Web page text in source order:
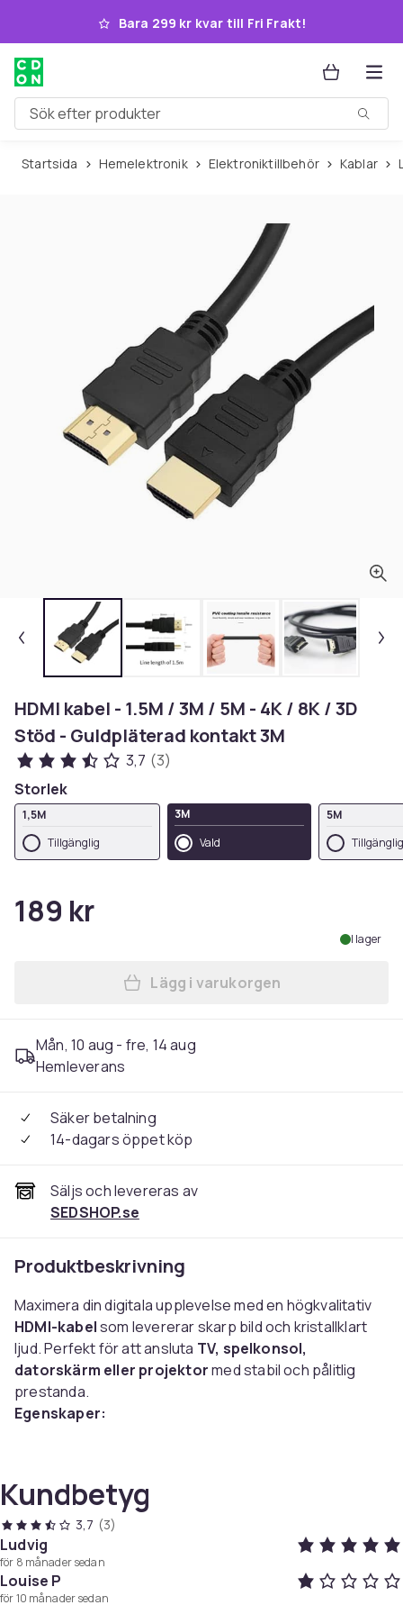
Hoppa till huvudinnehållet
Bara 299 kr kvar till Fri Frakt!
Sök efter produkter
Startsida Hemelektronik Elektroniktillbehör Kablar
HDMI kabel - 1.5M / 3M / 5M - 4K / 8K / 3D
Stöd - Guldpläterad kontakt 3M
3,7 (3)
Storlek
1,5M
Tillgänglig
3M
Vald
5M
Tillgänglig
189 kr
I lager
Lägg till HDMI kabel - 1.5M
Lägg i varukorgen
Mån, 10 aug - fre, 14 aug
Hemleverans
Säker betalning
14-dagars öppet köp
Säljs och levereras av
SEDSHOP.se
Produktbeskrivning
Maximera din digitala upplevelse med en högkvalitativ
HDMI-kabelsom levererar skarp bild och kristallklart
ljud. Perfekt för att ansluta TV, spelkonsol,
datorskärm eller projektormed stabil och pålitlig
prestanda.
Egenskaper:
Låg latens och hög överföringshastighet
Perfekt för gaming och streaming utan störningar
Bred kompatibilitet
PlayStation, PC, TV, projektorer och mer
Högkvalitativa material
– Guldpläterade kontakter
för maximal hållbarhet och signalstyrka
Kundbetyg
3,7 (3)
Ludvig
för 8 månader sedan
Louise P
för 10 månader sedan